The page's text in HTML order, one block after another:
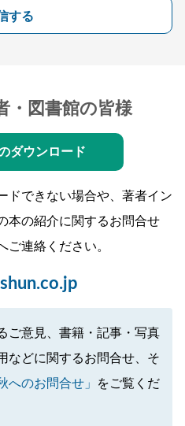
する
・図書館の皆様
ダウンロード
ドできない場合や、著者イン
本の紹介に関するお問合せ
ご連絡ください。
ご意見、書籍・記事・写真
などに関するお問合せ、そ
へのお問合せ」
をご覧くだ